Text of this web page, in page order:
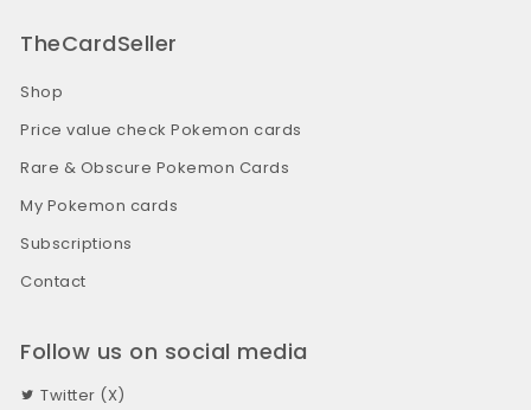
TheCardSeller
Shop
Price value check Pokemon cards
Rare & Obscure Pokemon Cards
My Pokemon cards
Subscriptions
Contact
Follow us on social media
Twitter (X)